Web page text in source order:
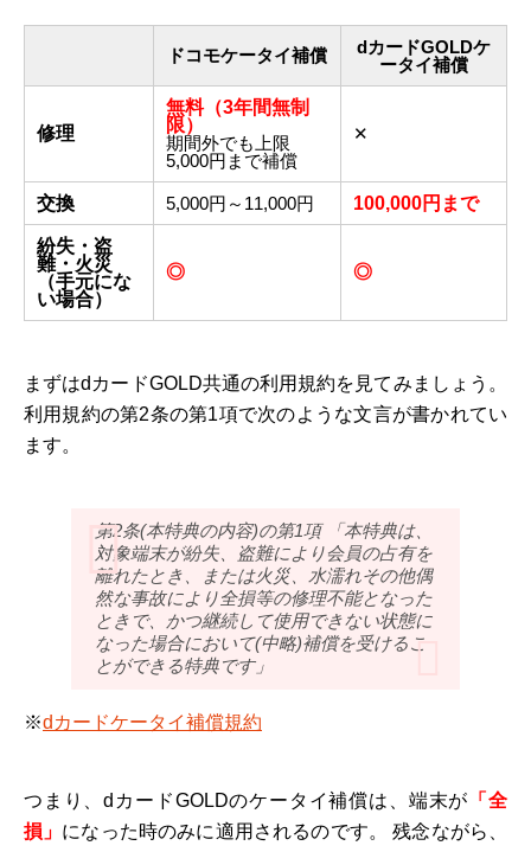
ドコモケータイ補償
dカードGOLDケ
ータイ補償
修理
無料（3年間無制
限）
期間外でも上限
5,000円まで補償
✕
交換 5,000円～11,000円 100,000円まで
紛失・盗
難・火災
（手元にな
い場合）
◎ ◎
まずはdカードGOLD共通の利用規約を見てみましょう。
利用規約の第2条の第1項で次のような文言が書かれてい
ます。
第2条(本特典の内容)の第1項 「本特典は、
対象端末が紛失、盗難により会員の占有を
離れたとき、または火災、水濡れその他偶
然な事故により全損等の修理不能となった
ときで、かつ継続して使用できない状態に
なった場合において(中略)補償を受けるこ
とができる特典です」
※dカードケータイ補償規約
つまり、dカードGOLDのケータイ補償は、端末が 「全
損」 になった時のみに適用されるのです。 残念ながら、